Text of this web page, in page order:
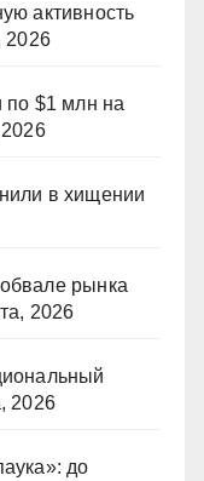
активность
2026
по $1 млн на
2026
в хищении
рынка
2026
2026
до